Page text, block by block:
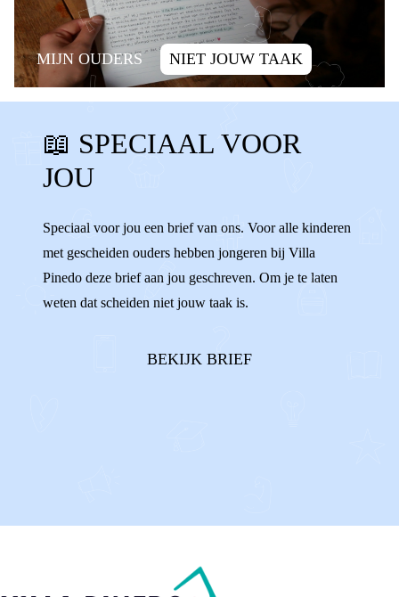
MIJN OUDERS NIET JOUW TAAK
SCHULD ALLEEN ZIJN
ALLEEN VOELEN SCHULDIG
WENNEN
WISSELEN VERHUIZEN ALLEEN
ENIGE AFSPRAKEN
📖 SPECIAAL VOOR
JOU
Speciaal voor jou een brief van ons. Voor alle kinderen
met gescheiden ouders hebben jongeren bij Villa
Pinedo deze brief aan jou geschreven. Om je te laten
weten dat scheiden niet jouw taak is.
BEKIJK BRIEF